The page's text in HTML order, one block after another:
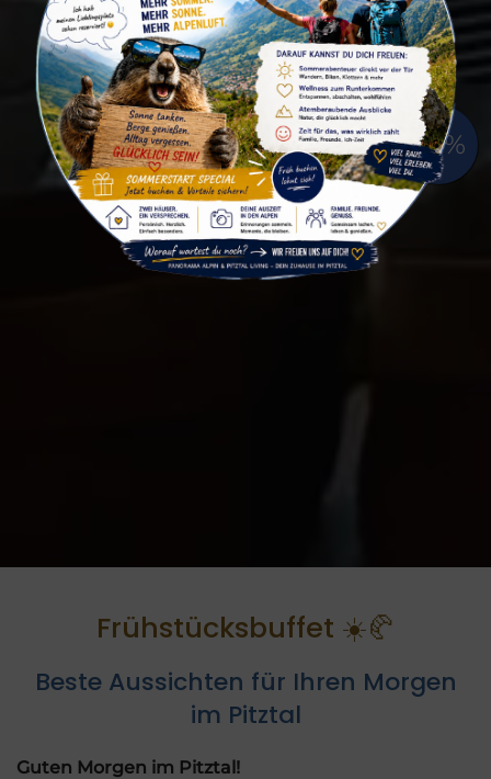
Frühstücksbuffet ☀️🥐
Beste Aussichten für Ihren Morgen
im Pitztal
Guten Morgen im Pitztal!